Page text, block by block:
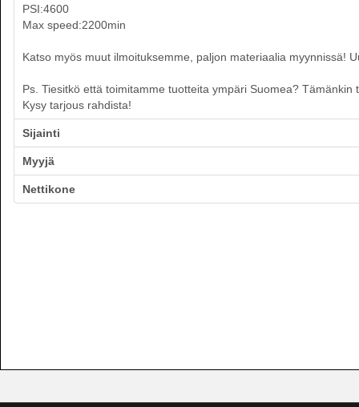
PSI:4600
Max speed:2200min
Katso myös muut ilmoituksemme, paljon materiaalia myynnissä!
Ps. Tiesitkö että toimitamme tuotteita ympäri Suomea?
Kysy tarjous rahdista!
Sijainti
Myyjä
Nettikone